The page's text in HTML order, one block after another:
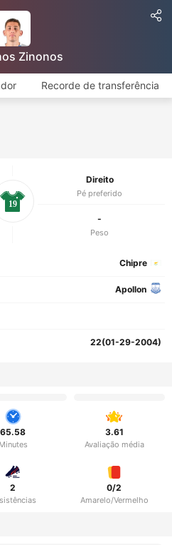
Zinonos
Recorde de transferência
Direito
Pé preferido
-
Peso
19
Chipre
Apollon
22(01-29-2004)
65.58
Minutes
3.61
Avaliação média
2 0/2
Amarelo/Vermelho